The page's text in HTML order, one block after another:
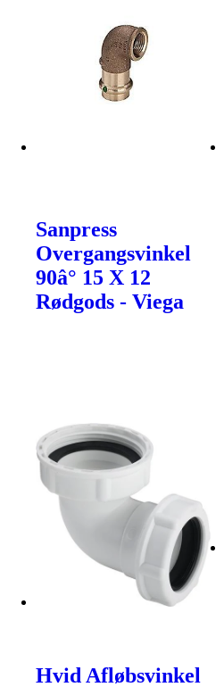
Sanpress
Overgangsvinkel
90â° 15 X 12
Rødgods - Viega
Hvid Afløbsvinkel